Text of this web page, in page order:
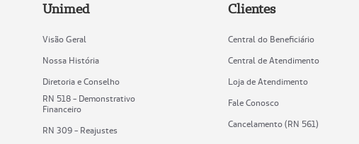
Unimed
Visão Geral
Nossa História
Diretoria e Conselho
RN 518 - Demonstrativo
Financeiro
RN 309 - Reajustes
Clientes
Central do Beneficiário
Central de Atendimento
Loja de Atendimento
Fale Conosco
Cancelamento (RN 561)